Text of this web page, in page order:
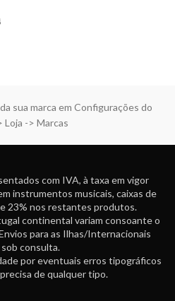
sua marca em Configurações do
Loja -> Marcas
com IVA, à taxa em vigor
instrumentos musicais, caixas de
23% nos restantes produtos.
continental variam consoante o
para as Ilhas/Internacionais
consulta.
por eventuais erros tipográficos
de qualquer tipo.